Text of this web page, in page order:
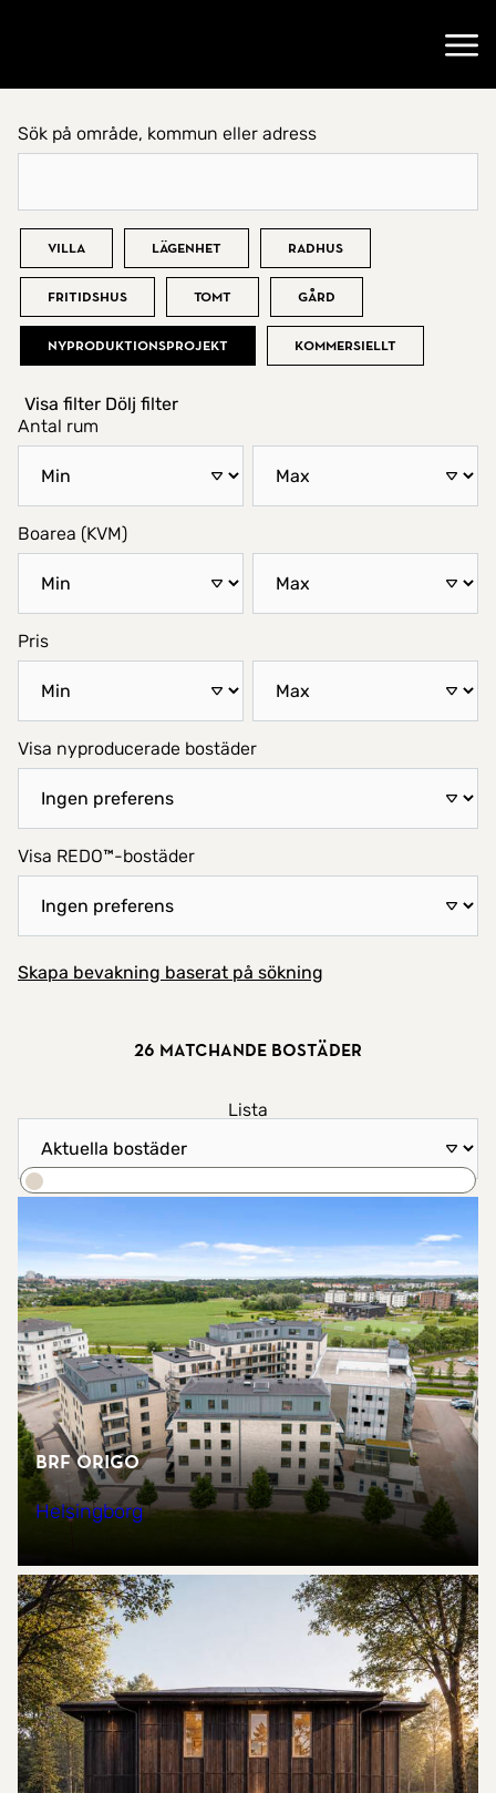
Hitta hem
Sök på område, kommun eller adress
Bostadstyp
Villa Lägenhet Radhus
Fritidshus Tomt Gård
Nyproduktionsprojekt Kommersiellt
Visa filter Dölj filter
Antal rum
Boarea (KVM)
Pris
Visa nyproducerade bostäder
Visa REDO™-bostäder
Skapa bevakning baserat på sökning
Lista
26 matchande bostäder
Sortera efter
Brf Origo
Helsingborg